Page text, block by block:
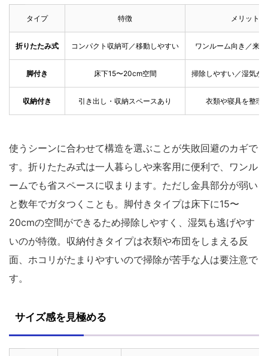
タイプ 特徴 メリット
折りたたみ式 コンパクト収納可／移動しやすい ワンルーム向き／来
脚付き 床下15〜20cm空間 掃除しやすい／湿気が
収納付き 引き出し・収納スペースあり 衣類や寝具を整理
使うシーンに合わせて構造を選ぶことが失敗回避のカギで
す。折りたたみ式は一人暮らしや来客用に便利で、ワンル
ームでも省スペースに収まります。ただし金具部分が弱い
と数年でガタつくことも。脚付きタイプは床下に15〜
20cmの空間ができるため掃除しやすく、湿気も逃げやす
いのが特徴。収納付きタイプは衣類や布団をしまえる反
面、ホコリがたまりやすいので掃除が苦手な人は要注意で
す。
サイズ感を見極める